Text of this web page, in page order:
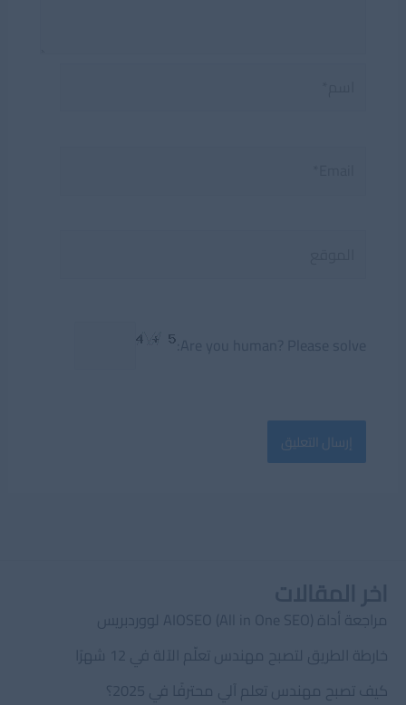
مراجعة أداة AIOSEO (All in One SEO) لووردبريس
خارطة الطريق لتصبح مهندس تعلّم الآلة في 12 شهرًا
كيف تصبح مهندس تعلم آلي محترفًا في 2025؟